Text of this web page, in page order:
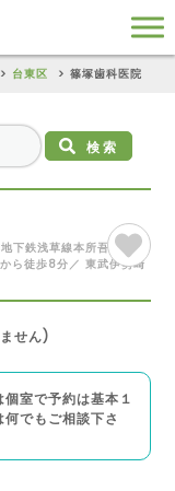
台東区 篠塚歯科医院
検索
下鉄浅草線本所吾妻橋駅
ら徒歩8分／ 東武伊勢崎
せん)
室で予約は基本１
でもご相談下さ